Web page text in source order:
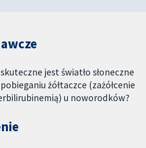
jest światło słoneczne
żółtaczce (zażółcenie
u noworodków?